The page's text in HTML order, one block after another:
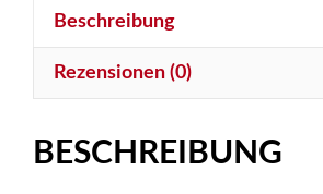
Beschreibung
Rezensionen (0)
BESCHREIBUNG